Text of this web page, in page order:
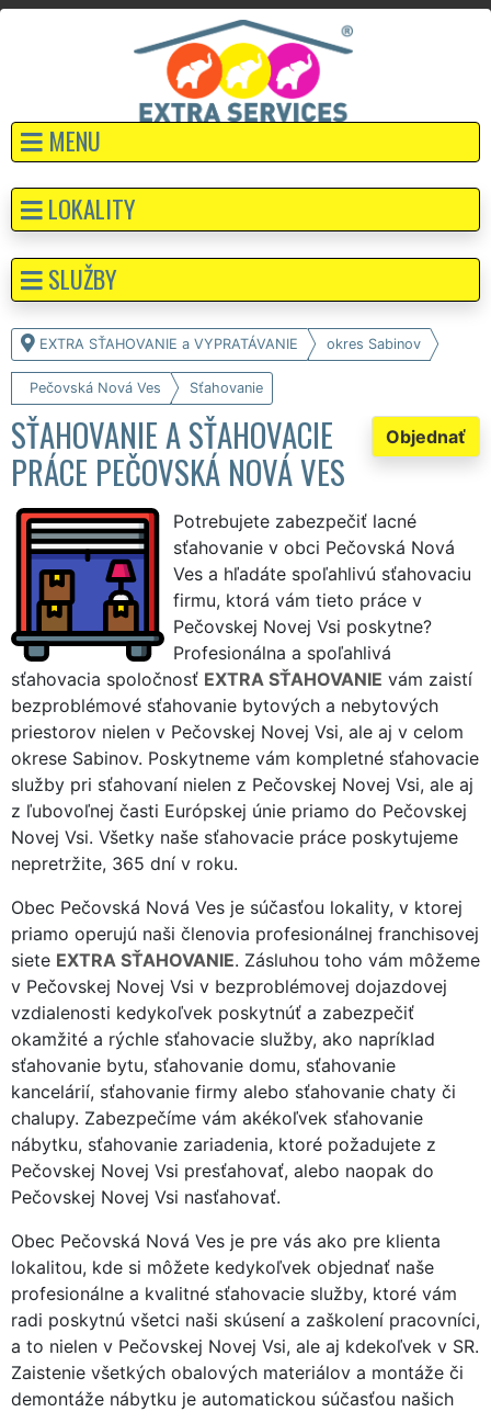
MENU
EXTRA SŤAHOVANIE a VYPRATÁVANIE okres Sabinov
Pečovská Nová Ves Sťahovanie
Objednať
SŤAHOVANIE A SŤAHOVACIE
PRÁCE PEČOVSKÁ NOVÁ VES
Potrebujete zabezpečiť lacné
sťahovanie v obci Pečovská Nová
Ves a hľadáte spoľahlivú sťahovaciu
firmu, ktorá vám tieto práce v
Pečovskej Novej Vsi poskytne?
Profesionálna a spoľahlivá
sťahovacia spoločnosť EXTRA SŤAHOVANIE vám zaistí
bezproblémové sťahovanie bytových a nebytových
priestorov nielen v Pečovskej Novej Vsi, ale aj v celom
okrese Sabinov. Poskytneme vám kompletné sťahovacie
služby pri sťahovaní nielen z Pečovskej Novej Vsi, ale aj
z ľubovoľnej časti Európskej únie priamo do Pečovskej
Novej Vsi. Všetky naše sťahovacie práce poskytujeme
nepretržite, 365 dní v roku.
Obec Pečovská Nová Ves je súčasťou lokality, v ktorej
priamo operujú naši členovia profesionálnej franchisovej
siete EXTRA SŤAHOVANIE. Zásluhou toho vám môžeme
v Pečovskej Novej Vsi v bezproblémovej dojazdovej
vzdialenosti kedykoľvek poskytnúť a zabezpečiť
okamžité a rýchle sťahovacie služby, ako napríklad
sťahovanie bytu, sťahovanie domu, sťahovanie
kancelárií, sťahovanie firmy alebo sťahovanie chaty či
chalupy. Zabezpečíme vám akékoľvek sťahovanie
nábytku, sťahovanie zariadenia, ktoré požadujete z
Pečovskej Novej Vsi presťahovať, alebo naopak do
Pečovskej Novej Vsi nasťahovať.
Obec Pečovská Nová Ves je pre vás ako pre klienta
lokalitou, kde si môžete kedykoľvek objednať naše
profesionálne a kvalitné sťahovacie služby, ktoré vám
radi poskytnú všetci naši skúsení a zaškolení pracovníci,
a to nielen v Pečovskej Novej Vsi, ale aj kdekoľvek v SR.
Zaistenie všetkých obalových materiálov a montáže či
demontáže nábytku je automatickou súčasťou našich
LOKALITY
SLUŽBY